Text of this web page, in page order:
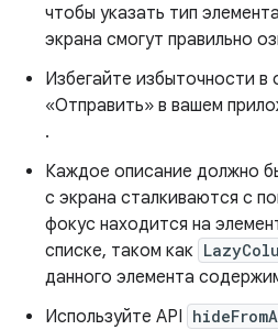
чтобы указать тип
экрана смогут правильно
Избегайте избыточности
«Отправить» в вашем
.
Каждое описание должно
с экрана сталкиваются с
фокус находится на
списке, таком как
данного элемента
Используйте API